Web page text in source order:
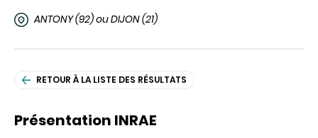
ANTONY (92) ou DIJON (21)
RETOUR À LA LISTE DES RÉSULTATS
Présentation INRAE